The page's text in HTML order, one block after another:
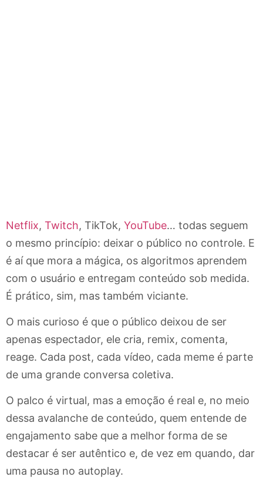
Netflix, Twitch, TikTok, YouTube… todas seguem
o mesmo princípio: deixar o público no controle. E
é aí que mora a mágica, os algoritmos aprendem
com o usuário e entregam conteúdo sob medida.
É prático, sim, mas também viciante.
O mais curioso é que o público deixou de ser
apenas espectador, ele cria, remix, comenta,
reage. Cada post, cada vídeo, cada meme é parte
de uma grande conversa coletiva.
O palco é virtual, mas a emoção é real e, no meio
dessa avalanche de conteúdo, quem entende de
engajamento sabe que a melhor forma de se
destacar é ser autêntico e, de vez em quando, dar
uma pausa no autoplay.